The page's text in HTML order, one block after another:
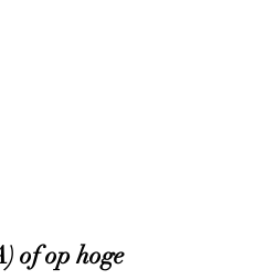
of op hoge